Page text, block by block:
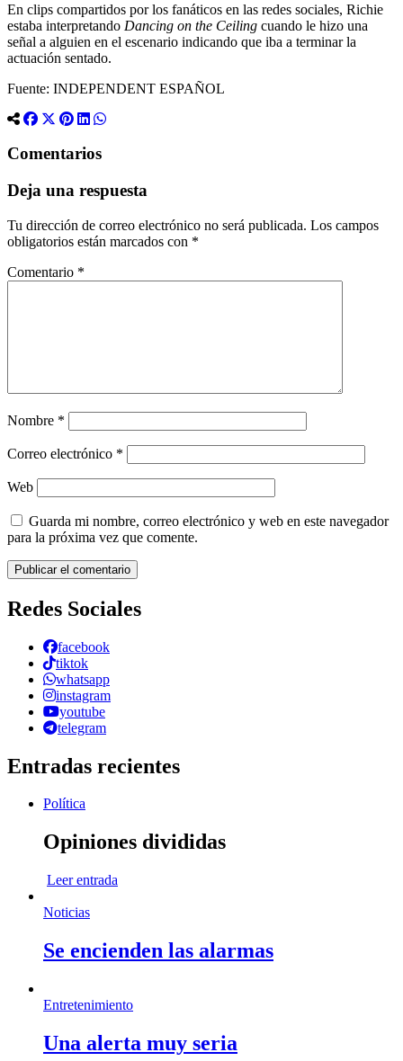
En clips compartidos por los fanáticos en las redes sociales, Richie
estaba interpretando Dancing on the Ceiling cuando le hizo una
señal a alguien en el escenario indicando que iba a terminar la
actuación sentado.
Fuente: INDEPENDENT ESPAÑOL
Comentarios
Deja una respuesta
Tu dirección de correo electrónico no será publicada. Los campos
obligatorios están marcados con *
Comentario *
Nombre *
Correo electrónico *
Web
Guarda mi nombre, correo electrónico y web en este navegador
para la próxima vez que comente.
Redes Sociales
facebook
tiktok
whatsapp
instagram
youtube
telegram
Entradas recientes
Política
Opiniones divididas
Leer entrada
Noticias
Se encienden las alarmas
Entretenimiento
Una alerta muy seria